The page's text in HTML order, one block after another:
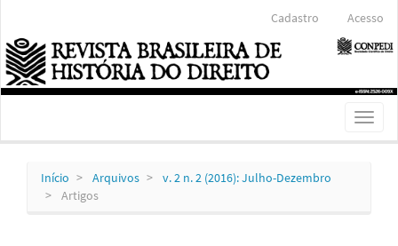
Conteúdo
principal
Barra
Lateral
Cadastro Acesso
Toggle
Início Arquivos
v. 2 n. 2 (2016): Julho-Dezembro
Artigos